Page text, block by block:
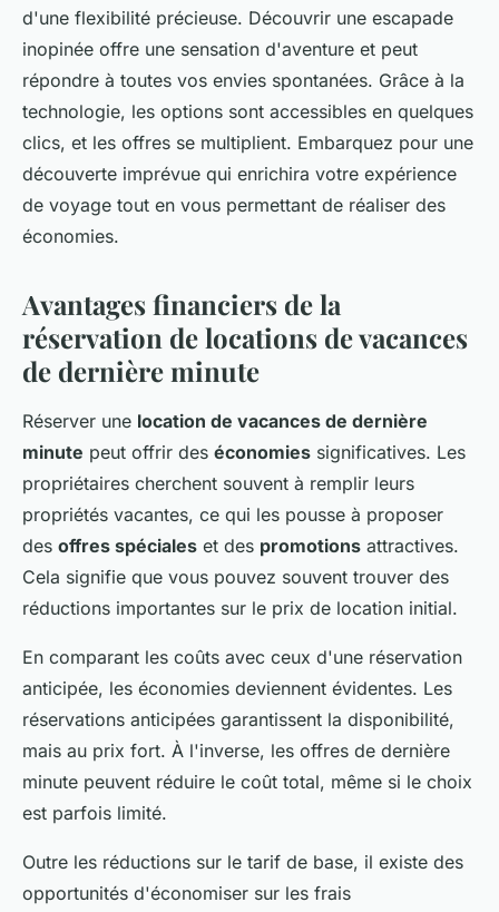
d'une flexibilité précieuse. Découvrir une escapade
inopinée offre une sensation d'aventure et peut
répondre à toutes vos envies spontanées. Grâce à la
technologie, les options sont accessibles en quelques
clics, et les offres se multiplient. Embarquez pour une
découverte imprévue qui enrichira votre expérience
de voyage tout en vous permettant de réaliser des
économies.
Avantages financiers de la
réservation de locations de vacances
de dernière minute
Réserver une location de vacances de dernière
minute peut offrir des économies significatives. Les
propriétaires cherchent souvent à remplir leurs
propriétés vacantes, ce qui les pousse à proposer
des offres spéciales et des promotions attractives.
Cela signifie que vous pouvez souvent trouver des
réductions importantes sur le prix de location initial.
En comparant les coûts avec ceux d'une réservation
anticipée, les économies deviennent évidentes. Les
réservations anticipées garantissent la disponibilité,
mais au prix fort. À l'inverse, les offres de dernière
minute peuvent réduire le coût total, même si le choix
est parfois limité.
Outre les réductions sur le tarif de base, il existe des
opportunités d'économiser sur les frais